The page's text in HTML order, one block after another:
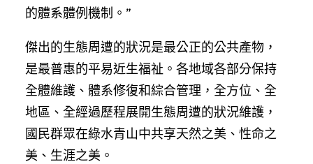
的體系體例機制。”
傑出的生態周遭的狀況是最公正的公共產物，
是最普惠的平易近生福祉。各地域各部分保持
全體維護、體系修復和綜合管理，全方位、全
地區、全經過歷程展開生態周遭的狀況維護，
國民群眾在綠水青山中共享天然之美、性命之
美、生涯之美。